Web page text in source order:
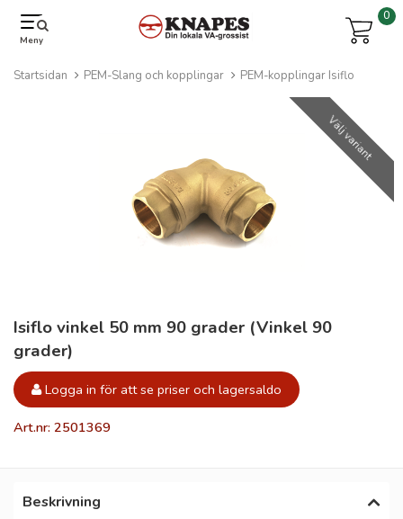
Meny
0
Startsidan PEM-Slang och kopplingar PEM-kopplingar Isiflo
Välj variant
Isiflo vinkel 50 mm 90 grader (Vinkel 90
grader)
Logga in för att se priser och lagersaldo
Art.nr: 2501369
Beskrivning